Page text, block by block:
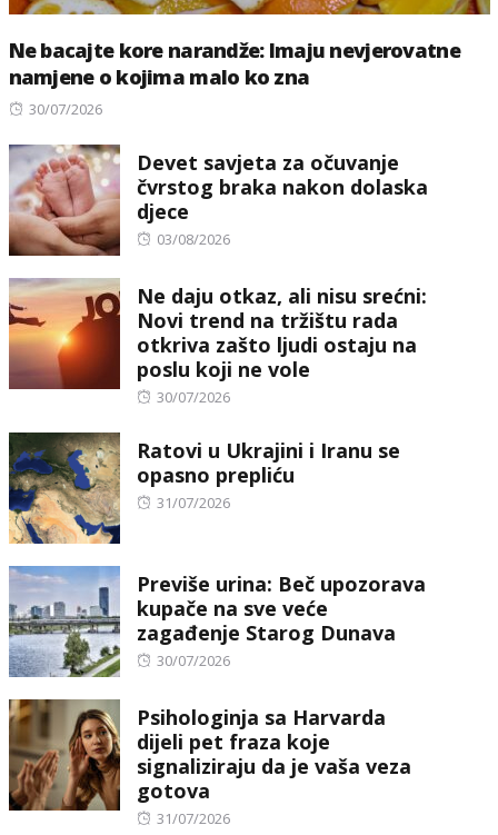
Ne bacajte kore narandže: Imaju nevjerovatne
namjene o kojima malo ko zna
Posted
30/07/2026
Devet savjeta za očuvanje
čvrstog braka nakon dolaska
djece
Posted
03/08/2026
Ne daju otkaz, ali nisu srećni:
Novi trend na tržištu rada
otkriva zašto ljudi ostaju na
poslu koji ne vole
Posted
30/07/2026
Ratovi u Ukrajini i Iranu se
opasno prepliću
Posted
31/07/2026
Previše urina: Beč upozorava
kupače na sve veće
zagađenje Starog Dunava
Posted
30/07/2026
Psihologinja sa Harvarda
dijeli pet fraza koje
signaliziraju da je vaša veza
gotova
Posted
31/07/2026